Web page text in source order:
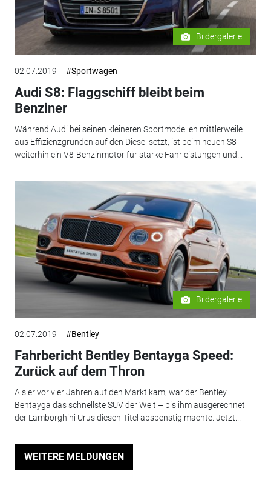
Bildergalerie
02.07.2019 #Sportwagen
Audi S8: Flaggschiff bleibt beim
Benziner
Während Audi bei seinen kleineren Sportmodellen mittlerweile
aus Effizienzgründen auf den Diesel setzt, ist beim neuen S8
weiterhin ein V8-Benzinmotor für starke Fahrleistungen und...
Bildergalerie
02.07.2019 #Bentley
Fahrbericht Bentley Bentayga Speed:
Zurück auf dem Thron
Als er vor vier Jahren auf den Markt kam, war der Bentley
Bentayga das schnellste SUV der Welt – bis ihm ausgerechnet
der Lamborghini Urus diesen Titel abspenstig machte. Jetzt...
WEITERE MELDUNGEN